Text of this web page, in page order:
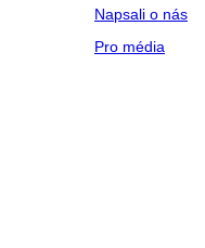
Napsali o nás
Pro média